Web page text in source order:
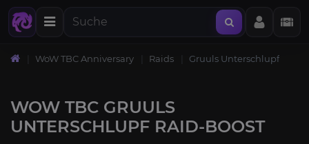
WoW TBC Anniversary Raids Gruuls Unterschlupf
WOW TBC GRUULS
UNTERSCHLUPF RAID-BOOST